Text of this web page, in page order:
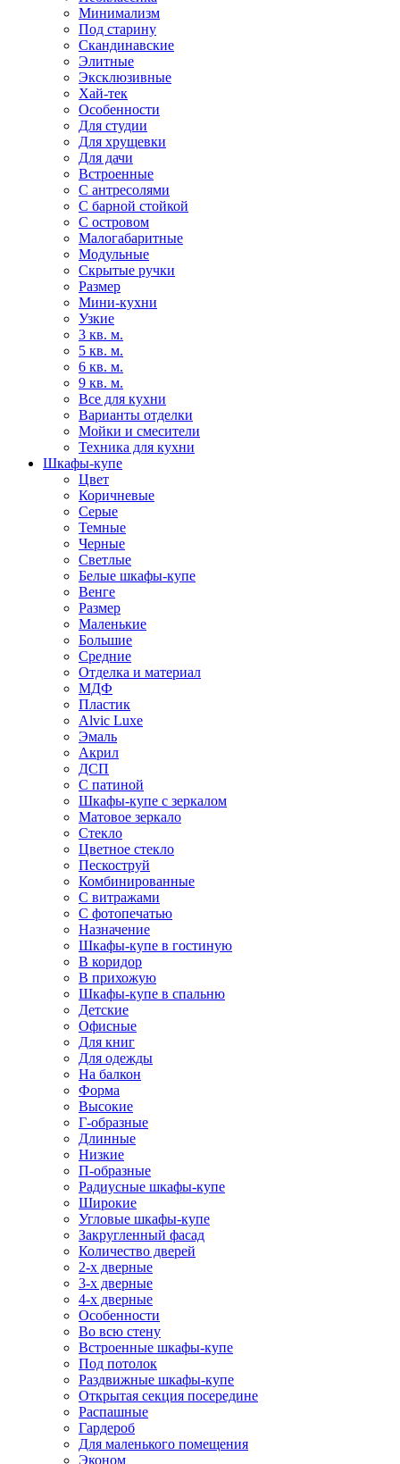
Минимализм
Под старину
Скандинавские
Элитные
Эксклюзивные
Хай-тек
Особенности
Для студии
Для хрущевки
Для дачи
Встроенные
С антресолями
С барной стойкой
С островом
Малогабаритные
Модульные
Скрытые ручки
Размер
Мини-кухни
Узкие
3 кв. м.
5 кв. м.
6 кв. м.
9 кв. м.
Все для кухни
Варианты отделки
Мойки и смесители
Техника для кухни
Шкафы-купе
Цвет
Коричневые
Серые
Темные
Черные
Светлые
Белые шкафы-купе
Венге
Размер
Маленькие
Большие
Средние
Отделка и материал
МДФ
Пластик
Alvic Luxe
Эмаль
Акрил
ДСП
С патиной
Шкафы-купе с зеркалом
Матовое зеркало
Стекло
Цветное стекло
Пескоструй
Комбинированные
С витражами
С фотопечатью
Назначение
Шкафы-купе в гостиную
В коридор
В прихожую
Шкафы-купе в спальню
Детские
Офисные
Для книг
Для одежды
На балкон
Форма
Высокие
Г-образные
Длинные
Низкие
П-образные
Радиусные шкафы-купе
Широкие
Угловые шкафы-купе
Закругленный фасад
Количество дверей
2-х дверные
3-х дверные
4-х дверные
Особенности
Во всю стену
Встроенные шкафы-купе
Под потолок
Раздвижные шкафы-купе
Открытая секция посередине
Распашные
Гардероб
Для маленького помещения
Эконом